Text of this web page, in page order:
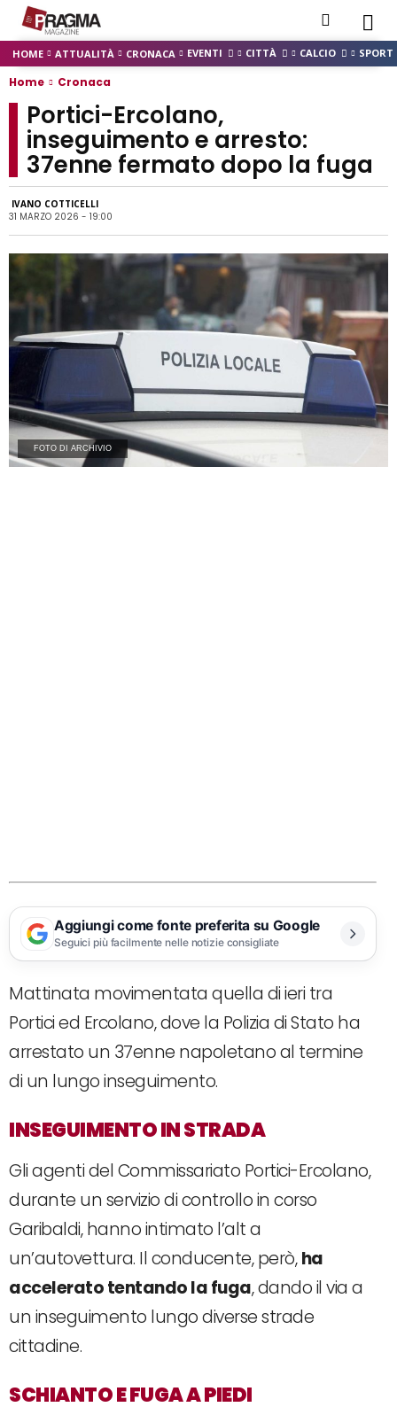
HOME ATTUALITÀ CRONACA EVENTI CITTÀ CALCIO SPORT
Home Cronaca
Portici-Ercolano,
inseguimento e arresto:
37enne fermato dopo la fuga
IVANO COTTICELLI
31 MARZO 2026 - 19:00
FOTO DI ARCHIVIO
Aggiungi come fonte preferita su Google
Seguici più facilmente nelle notizie consigliate
Mattinata movimentata quella di ieri tra
Portici ed Ercolano, dove la Polizia di Stato ha
arrestato un 37enne napoletano al termine
di un lungo inseguimento.
INSEGUIMENTO IN STRADA
Gli agenti del Commissariato Portici-Ercolano,
durante un servizio di controllo in corso
Garibaldi, hanno intimato l’alt a
un’autovettura. Il conducente, però,ha
accelerato tentando la fuga, dando il via a
un inseguimento lungo diverse strade
cittadine.
SCHIANTO E FUGA A PIEDI